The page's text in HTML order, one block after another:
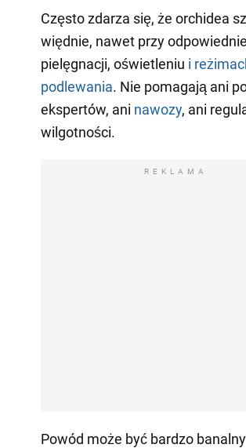
Często zdarza się, że orchidea
więdnie, nawet przy
pielęgnacji, oświetleniu i
podlewania. Nie pomagają ani
ekspertów, ani nawozy, ani
wilgotności.
REKLAMA
Powód może być bardzo